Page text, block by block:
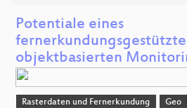
Potentiale eines
objektbasierten
Rasterdaten und Fernerkundung Geo